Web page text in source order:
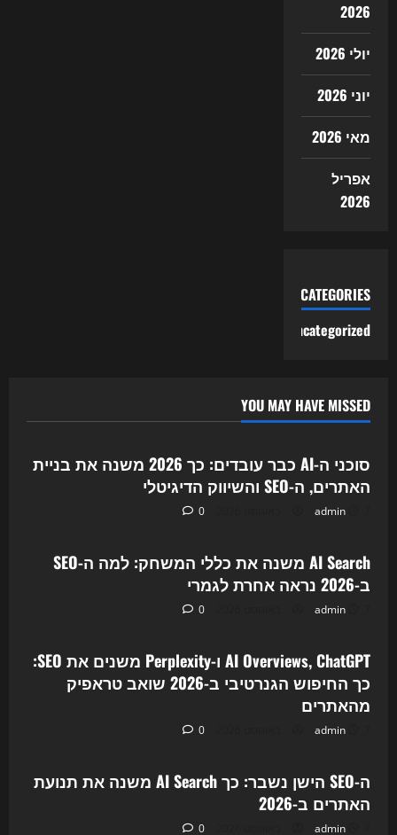
2026
יולי 2026
יוני 2026
מאי 2026
אפריל
2026
CATEGORIES
Uncategorized
YOU MAY HAVE MISSED
Uncategorized
סוכני ה-AI כבר עובדים: כך 2026 משנה את בניית
האתרים, ה-SEO והשיווק הדיגיטלי
admin
0 Uncategorized
AI Search משנה את כללי המשחק: למה ה-SEO
ב-2026 נראה אחרת לגמרי
admin
0 Uncategorized
AI Overviews, ChatGPT ו-Perplexity משנים את SEO:
כך החיפוש הגנרטיבי ב-2026 שואב טראפיק
מהאתרים
admin
0 Uncategorized
ה-SEO הישן נשבר: כך AI Search משנה את תנועת
האתרים ב-2026
admin
0